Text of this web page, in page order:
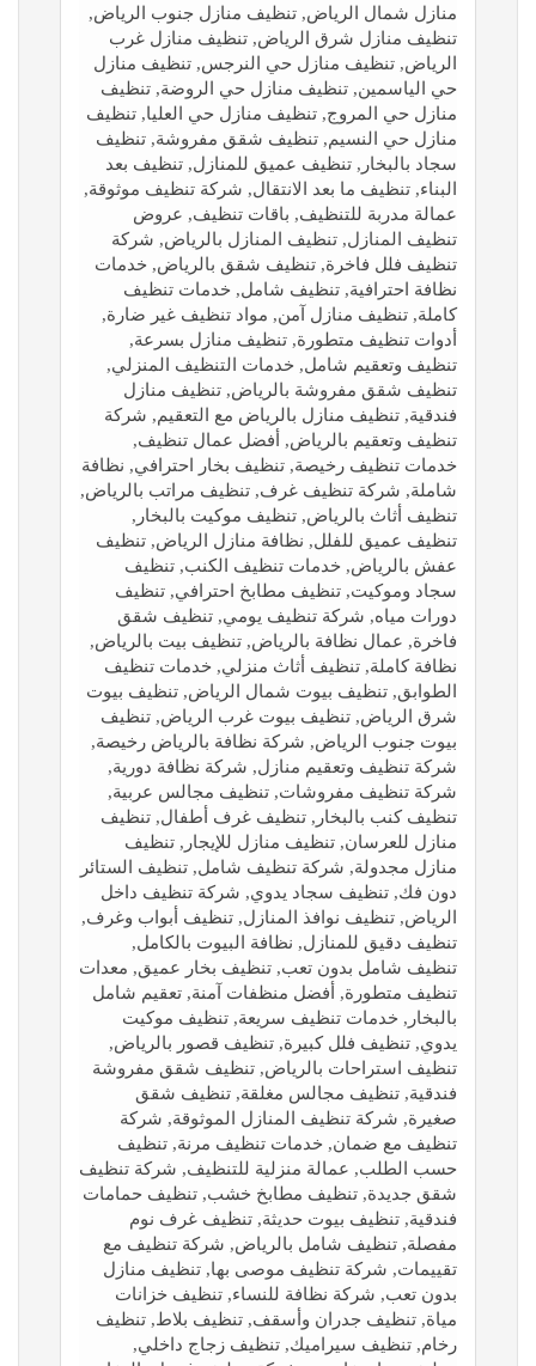
منازل شمال الرياض, تنظيف منازل جنوب الرياض,
تنظيف منازل شرق الرياض, تنظيف منازل غرب
الرياض, تنظيف منازل حي النرجس, تنظيف منازل
حي الياسمين, تنظيف منازل حي الروضة, تنظيف
منازل حي المروج, تنظيف منازل حي العليا, تنظيف
منازل حي النسيم, تنظيف شقق مفروشة, تنظيف
سجاد بالبخار, تنظيف عميق للمنازل, تنظيف بعد
البناء, تنظيف ما بعد الانتقال, شركة تنظيف موثوقة,
عمالة مدربة للتنظيف, باقات تنظيف, عروض
تنظيف المنازل, تنظيف المنازل بالرياض, شركة
تنظيف فلل فاخرة, تنظيف شقق بالرياض, خدمات
نظافة احترافية, تنظيف شامل, خدمات تنظيف
كاملة, تنظيف منازل آمن, مواد تنظيف غير ضارة,
أدوات تنظيف متطورة, تنظيف منازل بسرعة,
تنظيف وتعقيم شامل, خدمات التنظيف المنزلي,
تنظيف شقق مفروشة بالرياض, تنظيف منازل
فندقية, تنظيف منازل بالرياض مع التعقيم, شركة
تنظيف وتعقيم بالرياض, أفضل عمال تنظيف,
خدمات تنظيف رخيصة, تنظيف بخار احترافي, نظافة
شاملة, شركة تنظيف غرف, تنظيف مراتب بالرياض,
تنظيف أثاث بالرياض, تنظيف موكيت بالبخار,
تنظيف عميق للفلل, نظافة منازل الرياض, تنظيف
عفش بالرياض, خدمات تنظيف الكنب, تنظيف
سجاد وموكيت, تنظيف مطابخ احترافي, تنظيف
دورات مياه, شركة تنظيف يومي, تنظيف شقق
فاخرة, عمال نظافة بالرياض, تنظيف بيت بالرياض,
نظافة كاملة, تنظيف أثاث منزلي, خدمات تنظيف
الطوابق, تنظيف بيوت شمال الرياض, تنظيف بيوت
شرق الرياض, تنظيف بيوت غرب الرياض, تنظيف
بيوت جنوب الرياض, شركة نظافة بالرياض رخيصة,
شركة تنظيف وتعقيم منازل, شركة نظافة دورية,
شركة تنظيف مفروشات, تنظيف مجالس عربية,
تنظيف كنب بالبخار, تنظيف غرف أطفال, تنظيف
منازل للعرسان, تنظيف منازل للإيجار, تنظيف
منازل مجدولة, شركة تنظيف شامل, تنظيف الستائر
دون فك, تنظيف سجاد يدوي, شركة تنظيف داخل
الرياض, تنظيف نوافذ المنازل, تنظيف أبواب وغرف,
تنظيف دقيق للمنازل, نظافة البيوت بالكامل,
تنظيف شامل بدون تعب, تنظيف بخار عميق, معدات
تنظيف متطورة, أفضل منظفات آمنة, تعقيم شامل
بالبخار, خدمات تنظيف سريعة, تنظيف موكيت
يدوي, تنظيف فلل كبيرة, تنظيف قصور بالرياض,
تنظيف استراحات بالرياض, تنظيف شقق مفروشة
فندقية, تنظيف مجالس مغلقة, تنظيف شقق
صغيرة, شركة تنظيف المنازل الموثوقة, شركة
تنظيف مع ضمان, خدمات تنظيف مرنة, تنظيف
حسب الطلب, عمالة منزلية للتنظيف, شركة تنظيف
شقق جديدة, تنظيف مطابخ خشب, تنظيف حمامات
فندقية, تنظيف بيوت حديثة, تنظيف غرف نوم
مفصلة, تنظيف شامل بالرياض, شركة تنظيف مع
تقييمات, شركة تنظيف موصى بها, تنظيف منازل
بدون تعب, شركة نظافة للنساء, تنظيف خزانات
مياة, تنظيف جدران وأسقف, تنظيف بلاط, تنظيف
رخام, تنظيف سيراميك, تنظيف زجاج داخلي,